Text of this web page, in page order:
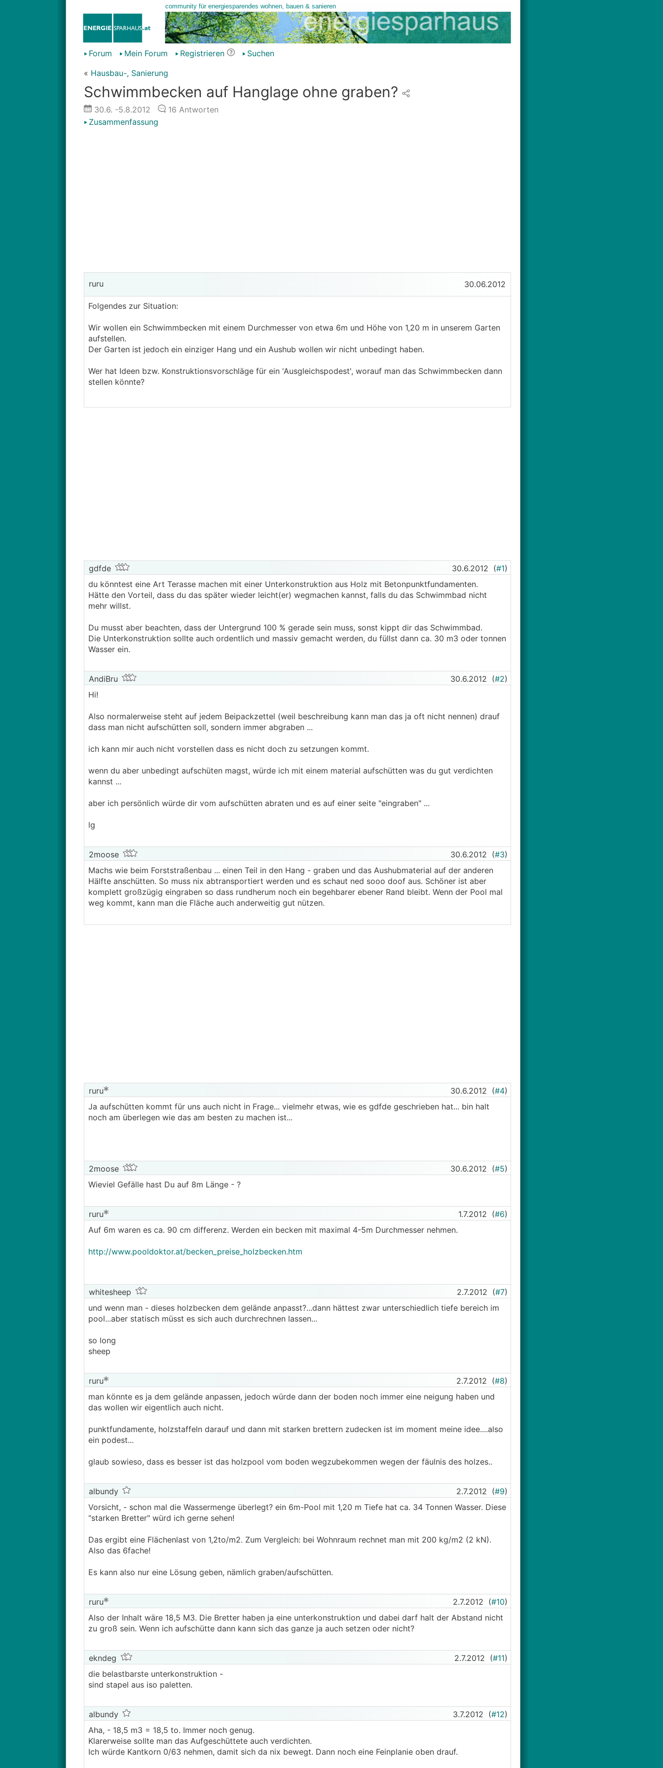
Forum Mein Forum Registrieren
Suchen
« Hausbau-, Sanierung
Schwimmbecken auf Hanglage ohne graben?
30.6. -5.8.2012 16 Antworten
Zusammenfassung
ruru 30.06.2012
Folgendes zur Situation:
Wir wollen ein Schwimmbecken mit einem Durchmesser von etwa 6m und Höhe von 1,20 m in unserem Garten
aufstellen.
Der Garten ist jedoch ein einziger Hang und ein Aushub wollen wir nicht unbedingt haben.
Wer hat Ideen bzw. Konstruktionsvorschläge für ein 'Ausgleichspodest', worauf man das Schwimmbecken dann
stellen könnte?
gdfde 30.6.2012 (#1)
du könntest eine Art Terasse machen mit einer Unterkonstruktion aus Holz mit Betonpunktfundamenten.
Hätte den Vorteil, dass du das später wieder leicht(er) wegmachen kannst, falls du das Schwimmbad nicht
mehr willst.
Du musst aber beachten, dass der Untergrund 100 % gerade sein muss, sonst kippt dir das Schwimmbad.
Die Unterkonstruktion sollte auch ordentlich und massiv gemacht werden, du füllst dann ca. 30 m3 oder tonnen
Wasser ein.
AndiBru 30.6.2012 (#2)
Hi!
Also normalerweise steht auf jedem Beipackzettel (weil beschreibung kann man das ja oft nicht nennen) drauf
dass man nicht aufschütten soll, sondern immer abgraben ...
ich kann mir auch nicht vorstellen dass es nicht doch zu setzungen kommt.
wenn du aber unbedingt aufschüten magst, würde ich mit einem material aufschütten was du gut verdichten
kannst ...
aber ich persönlich würde dir vom aufschütten abraten und es auf einer seite "eingraben" ...
lg
2moose 30.6.2012 (#3)
Machs wie beim Forststraßenbau ... einen Teil in den Hang - graben und das Aushubmaterial auf der anderen
Hälfte anschütten. So muss nix abtransportiert werden und es schaut ned sooo doof aus. Schöner ist aber
komplett großzügig eingraben so dass rundherum noch ein begehbarer ebener Rand bleibt. Wenn der Pool mal
weg kommt, kann man die Fläche auch anderweitig gut nützen.
ruru 30.6.2012 (#4)
Ja aufschütten kommt für uns auch nicht in Frage... vielmehr etwas, wie es gdfde geschrieben hat... bin halt
noch am überlegen wie das am besten zu machen ist...
2moose 30.6.2012 (#5)
Wieviel Gefälle hast Du auf 8m Länge - ?
ruru 1.7.2012 (#6)
Auf 6m waren es ca. 90 cm differenz. Werden ein becken mit maximal 4-5m Durchmesser nehmen.
http://www.pooldoktor.at/becken_preise_holzbecken.htm
whitesheep 2.7.2012 (#7)
und wenn man - dieses holzbecken dem gelände anpasst?...dann hättest zwar unterschiedlich tiefe bereich im
pool...aber statisch müsst es sich auch durchrechnen lassen...
so long
sheep
ruru 2.7.2012 (#8)
man könnte es ja dem gelände anpassen, jedoch würde dann der boden noch immer eine neigung haben und
das wollen wir eigentlich auch nicht.
punktfundamente, holzstaffeln darauf und dann mit starken brettern zudecken ist im moment meine idee....also
ein podest...
glaub sowieso, dass es besser ist das holzpool vom boden wegzubekommen wegen der fäulnis des holzes..
albundy 2.7.2012 (#9)
Vorsicht, - schon mal die Wassermenge überlegt? ein 6m-Pool mit 1,20 m Tiefe hat ca. 34 Tonnen Wasser. Diese
"starken Bretter" würd ich gerne sehen!
Das ergibt eine Flächenlast von 1,2to/m2. Zum Vergleich: bei Wohnraum rechnet man mit 200 kg/m2 (2 kN).
Also das 6fache!
Es kann also nur eine Lösung geben, nämlich graben/aufschütten.
ruru 2.7.2012 (#10)
Also der Inhalt wäre 18,5 M3. Die Bretter haben ja eine unterkonstruktion und dabei darf halt der Abstand nicht
zu groß sein. Wenn ich aufschütte dann kann sich das ganze ja auch setzen oder nicht?
ekndeg 2.7.2012 (#11)
die belastbarste unterkonstruktion -
sind stapel aus iso paletten.
albundy 3.7.2012 (#12)
Aha, - 18,5 m3 = 18,5 to. Immer noch genug.
Klarerweise sollte man das Aufgeschüttete auch verdichten.
Ich würde Kantkorn 0/63 nehmen, damit sich da nix bewegt. Dann noch eine Feinplanie oben drauf.